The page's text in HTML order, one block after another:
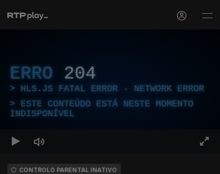
ERRO 204
HLS.JS FATAL ERROR - NETWORK ERROR
ESTE CONTEÚDO ESTÁ NESTE MOMENTO
INDISPONÍVEL
CONTROLO PARENTAL INATIVO